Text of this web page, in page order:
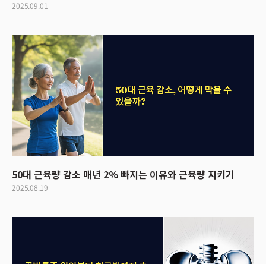
2025.09.01
50대 근육량 감소 매년 2% 빠지는 이유와 근육량 지키기
2025.08.19